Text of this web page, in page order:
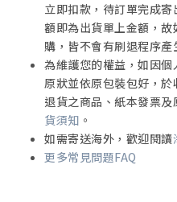
立即扣款，待訂單完成
額即為出貨單上金額，
購，皆不會有刷退程序產
為維護您的權益，如因
原狀並依原包裝包好，
退貨之商品、紙本發票
貨須知 。
如需寄送海外，歡迎閱讀
更多常見問題FAQ